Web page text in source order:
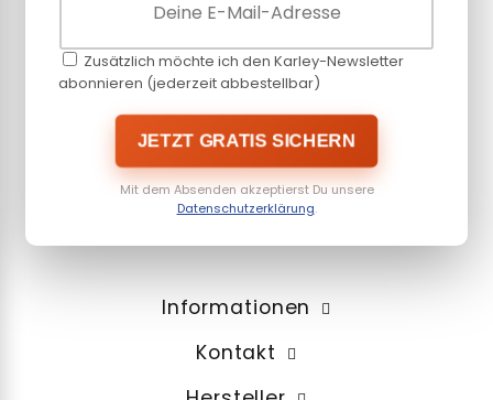
Zusätzlich möchte ich den Karley-Newsletter
abonnieren (jederzeit abbestellbar)
JETZT GRATIS SICHERN
Mit dem Absenden akzeptierst Du unsere
Datenschutzerklärung.
Informationen
Kontakt